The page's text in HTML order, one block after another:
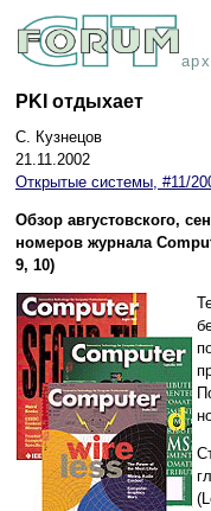
PKI отдыхает
С. Кузнецов
21.11.2002
Открытые системы, #11/
Обзор августовского,
номеров журнала
9, 10)